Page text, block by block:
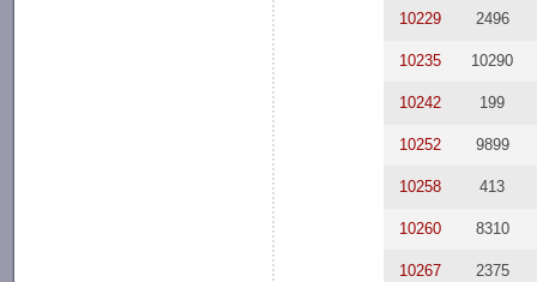
10229 2496
10235 10290
10242 199
10252 9899
10258 413
10260 8310
10267 2375